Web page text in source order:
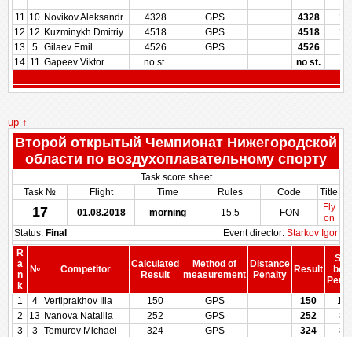
11 10 Novikov Aleksandr 4328 GPS 4328
12 12 Kuzminykh Dmitriy 4518 GPS 4518
13
5 Gilaev Emil 4526 GPS 4526
14 11 Gapeev Viktor no st. no st.
up ↑
Второй открытый Чемпионат Нижегородской
области по воздухоплавательному спорту
Task score sheet
Task №
Flight Time Rules Code Title
17 01.08.2018 morning 15.5 FON
Fly
on
Status: Final Event director: Starkov Igor
R
a
n
k
№ Competitor
Calculated
Result
Method of
measurement
Distance
Penalty
Result
1
4 Vertiprakhov Ilia 150 GPS 150
2
13 Ivanova Nataliia 252 GPS 252
3
3 Tomurov Michael 324 GPS 324